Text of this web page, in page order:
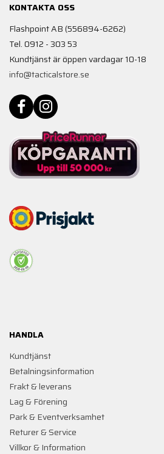
KONTAKTA OSS
Flashpoint AB (556894-6262)
Tel. 0912 - 303 53
Kundtjänst är öppen vardagar 10-18
info@tacticalstore.se
HANDLA
Kundtjänst
Betalningsinformation
Frakt & leverans
Lag & Förening
Park & Eventverksamhet
Returer & Service
Villkor & Information